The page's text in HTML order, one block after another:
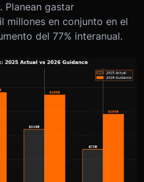
Planean gastar
millones en conjunto en el
del 77% interanual.